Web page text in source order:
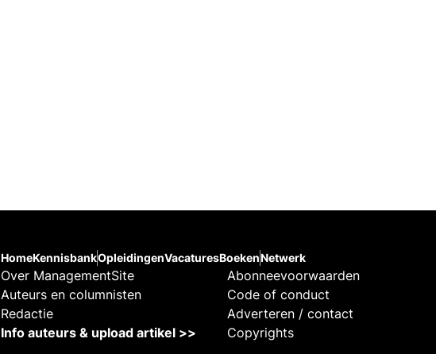
HomeKennisbankOpleidingenVacaturesBoekenNetwerk
Over ManagementSite
Auteurs en columnisten
Redactie
Info auteurs & upload artikel >>
Abonneevoorwaarden
Code of conduct
Adverteren / contact
Copyrights